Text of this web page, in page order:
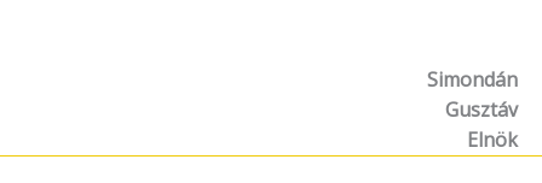
Simondán
Gusztáv
Elnök